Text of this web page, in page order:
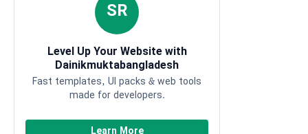
SR
Level Up Your Website with
Dainikmuktabangladesh
Fast templates, UI packs & web tools
made for developers.